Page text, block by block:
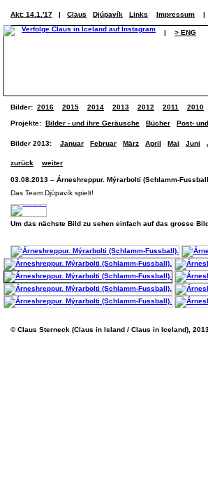
Akt: 14.1.'17 | Claus Djúpavík Links Impressum |
| > ENG
Bilder: 2016 2015 2014 2013 2012 2011 2010
Projekte: Bilder - und ihre Geräusche Bücher Post-
Bilder 2013: Januar Februar März April Mai Juni
zurück weiter
03.08.2013 – Árneshreppur. Mýrarbolti (Schlamm-
Das Team Djúpavík spielt!
Um das nächste Bild zu sehen einfach auf das grosse
© Claus Sterneck (Claus in Island / Claus in Iceland),